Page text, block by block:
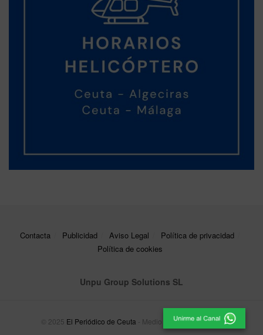
Contacta Publicidad Aviso Legal
Política de privacidad
Política de cookies
Unpu Group Solutions SL
© 2025 El Periódico de Ceuta - Medio de Comunicación